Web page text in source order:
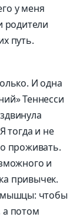
у меня
родители
путь.
И одна
Теннесси
тогда и не
проживать.
и
привычек.
мышцы: чтобы
а потом